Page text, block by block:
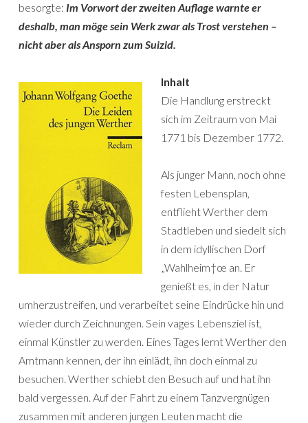
besorgte: Im Vorwort der zweiten Auflage warnte er
deshalb, man möge sein Werk zwar als Trost verstehen –
nicht aber als Ansporn zum Suizid.
Inhalt
Die Handlung erstreckt
sich im Zeitraum von Mai
1771 bis Dezember 1772.
Als junger Mann, noch ohne
festen Lebensplan,
entflieht Werther dem
Stadtleben und siedelt sich
in dem idyllischen Dorf
„Wahlheim†œ an. Er
genießt es, in der Natur
umherzustreifen, und verarbeitet seine Eindrücke hin und
wieder durch Zeichnungen. Sein vages Lebensziel ist,
einmal Künstler zu werden. Eines Tages lernt Werther den
Amtmann kennen, der ihn einlädt, ihn doch einmal zu
besuchen. Werther schiebt den Besuch auf und hat ihn
bald vergessen. Auf der Fahrt zu einem Tanzvergnügen
zusammen mit anderen jungen Leuten macht die